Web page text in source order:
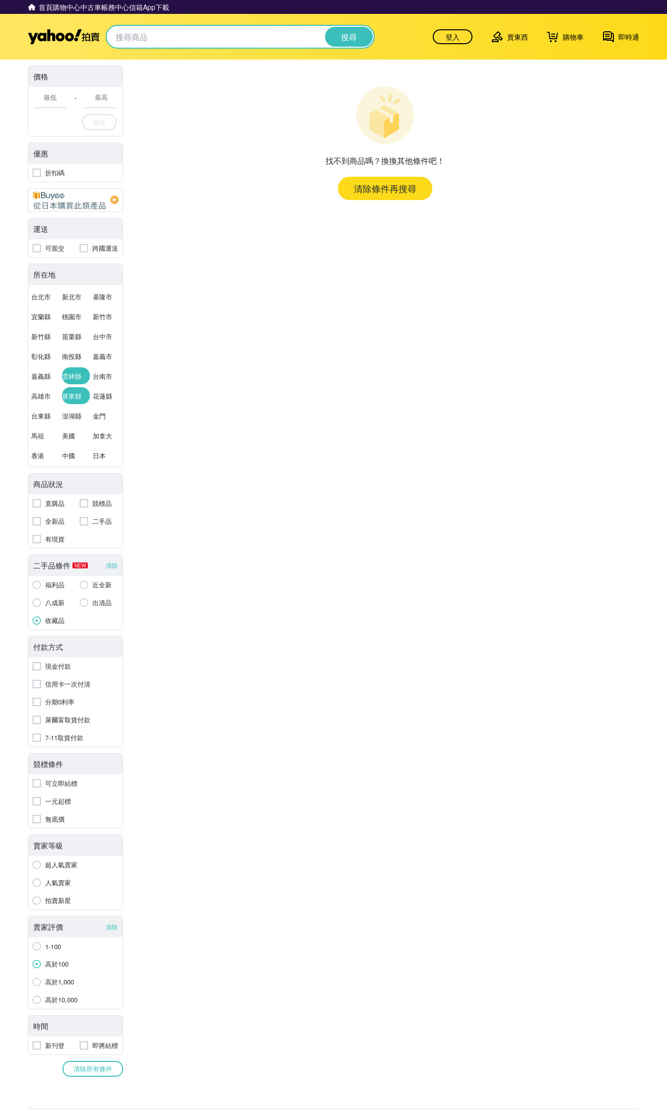
首頁購物中心中古車帳務中心信箱App下載
Yahoo拍賣 搜尋 登入 賣東西 購物車 即時通
價格
-
確定
優惠
折扣碼
運送
可面交 跨國運送
所在地
台北市 新北市 基隆市
宜蘭縣 桃園市 新竹市
新竹縣 苗栗縣 台中市
彰化縣 南投縣 嘉義市
嘉義縣 雲林縣 台南市
高雄市 屏東縣 花蓮縣
台東縣 澎湖縣 金門
馬祖 美國 加拿大
香港 中國 日本
商品狀況
直購品
競標品
全新品
二手品
有現貨
二手品條件 NEW 清除
福利品
近全新
八成新
出清品
收藏品
付款方式
現金付款
信用卡一次付清
分期0利率
萊爾富取貨付款
7-11取貨付款
競標條件
可立即結標
一元起標
無底價
賣家等級
超人氣賣家
人氣賣家
拍賣新星
賣家評價 清除
1-100
高於100
高於1,000
高於10,000
時間
新刊登 即將結標
清除所有條件
找不到商品嗎？換換其他條件吧！
清除條件再搜尋